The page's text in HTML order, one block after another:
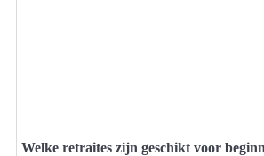
Welke retraites zijn geschikt voor